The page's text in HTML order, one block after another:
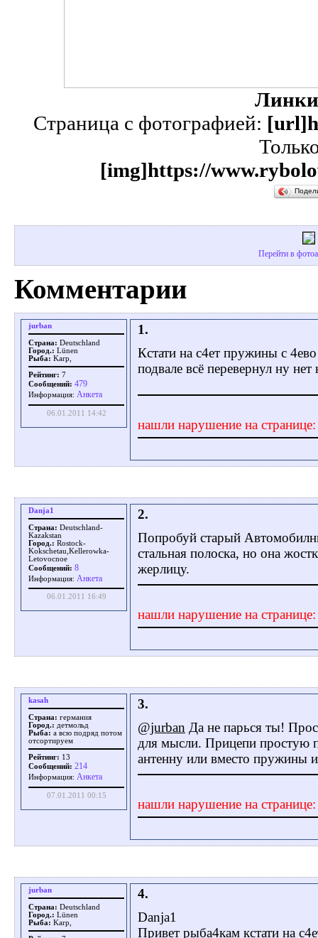
Страница с фотографией:
[img]https://
Перейти в
Комментарии
jurban
Страна: Deutschland
Город.: Lünen
Рыба: Karp,
Рейтинг: 7
Сообщений: 479
Информация: Aнкета
06.01.2011 14:42
1.
Кстати на с4ет пружины с
подвале всё перевернул ну
нашли нарушение на
Danja1
Страна: Deutschland-
Kazakstan
Город.: Rostock-
Kokschetau,Kellerowka-
Letovocnoe
Сообщений: 8
Информация: Aнкета
06.01.2011 16:49
2.
Попробуй старый
стальная полоска, но она
жерлицу.
нашли нарушение на
kasah
Страна: германия
Город.: детмольд
Рыба: а всю подряд потом
отсортируем
Рейтинг: 13
Сообщений: 214
Информация: Aнкета
07.01.2011 00:15
3.
@jurban Да не парься ты!
для мысли. Прицепи простую
антенну или вместо пружины
нашли нарушение на
jurban
Страна: Deutschland
Город.: Lünen
Рыба: Karp,
4.
Danja1
Привет рыба4кам кстати на